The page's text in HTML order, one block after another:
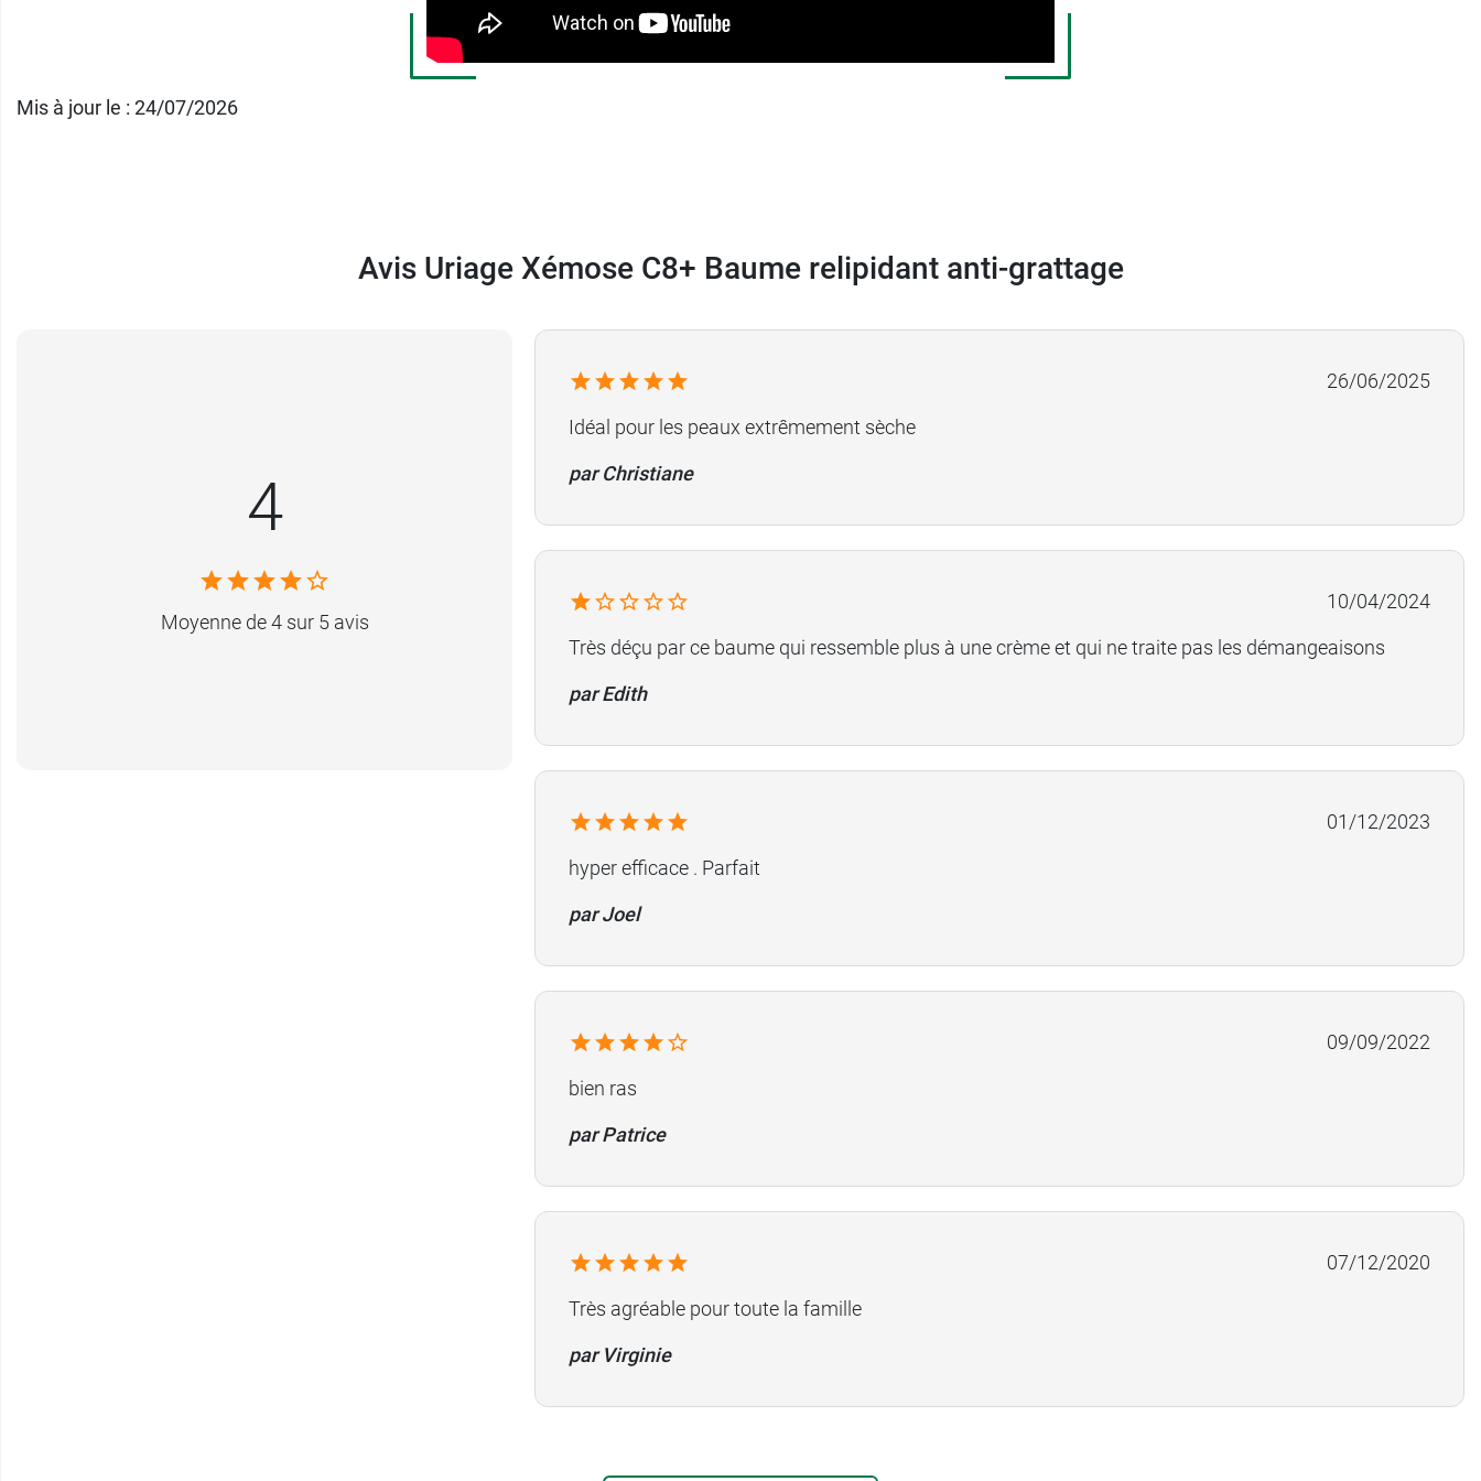
Mis à jour le : 24/07/2026
Avis Uriage Xémose C8+ Baume relipidant anti-grattage
4
Moyenne de 4 sur 5 avis
26/06/2025
Idéal pour les peaux extrêmement sèche
par Christiane
10/04/2024
Très déçu par ce baume qui ressemble plus à une crème et qui ne traite pas les démangeaisons
par Edith
01/12/2023
hyper efficace . Parfait
par Joel
09/09/2022
bien ras
par Patrice
07/12/2020
Très agréable pour toute la famille
par Virginie